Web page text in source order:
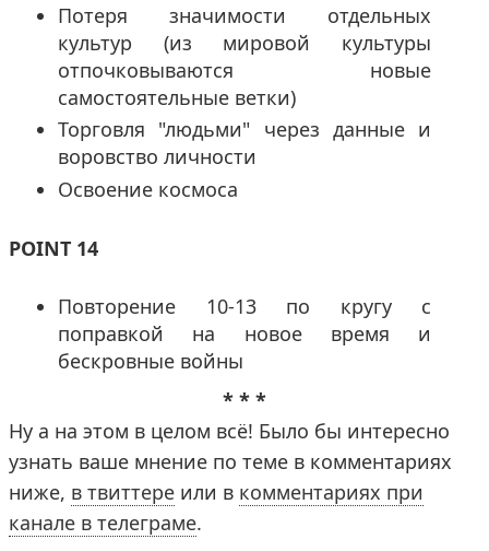
Потеря значимости отдельных
культур (из мировой культуры
отпочковываются новые
самостоятельные ветки)
Торговля "людьми" через данные и
воровство личности
Освоение космоса
POINT 14
Повторение 10-13 по кругу с
поправкой на новое время и
бескровные войны
* * *
Ну а на этом в целом всё! Было бы интересно
узнать ваше мнение по теме в комментариях
ниже, в твиттере или в комментариях при
канале в телеграме.